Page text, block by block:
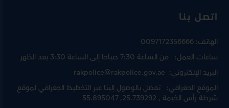
اتصل بنا
الهاتف:0097172356666
ساعات العمل: من الساعة 7:30 صباحا إلى الساعة 3:30 بعد الظهر
البريد الإلكتروني:rakpolice@rakpolice.gov.ae
الموقع الجغرافي: تفضل بالوصول إلينا عبرالتخطيط الجغرافي لموقع
شرطة رأس الخيمة, 25.739292, 55.895047